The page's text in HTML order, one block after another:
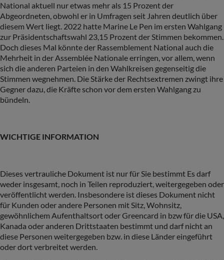
National aktuell nur etwas mehr als 15 Prozent der
Abgeordneten, obwohl er in Umfragen seit Jahren deutlich über
diesem Wert liegt. 2022 hatte Marine Le Pen im ersten Wahlgang
zur Präsidentschaftswahl 23,15 Prozent der Stimmen bekommen.
Doch dieses Mal könnte der Rassemblement National auch die
Mehrheit in der Assemblée Nationale erringen, vor allem, wenn
sich die anderen Parteien in den Wahlkreisen gegenseitig die
Stimmen wegnehmen. Die Stärke der Rechtsextremen zwingt ihre
Gegner dazu, die Kräfte schon vor dem ersten Wahlgang zu
bündeln.
WICHTIGE INFORMATION
Dieses vertrauliche Dokument ist nur für Sie bestimmt Es darf
weder insgesamt, noch in Teilen reproduziert, weitergegeben oder
veröffentlicht werden. Insbesondere ist dieses Dokument nicht
für Kunden oder andere Personen mit Sitz, Wohnsitz,
gewöhnlichem Aufenthaltsort oder Greencard in bzw für die USA,
Kanada oder anderen Drittstaaten bestimmt und darf nicht an
diese Personen weitergegeben bzw. in diese Länder eingeführt
oder dort verbreitet werden.